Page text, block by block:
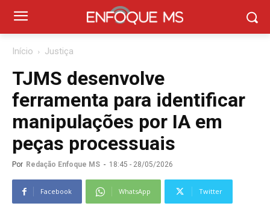
Início Justiça
TJMS desenvolve
ferramenta para identificar
manipulações por IA em
peças processuais
Por Redação Enfoque MS - 18:45 - 28/05/2026
Facebook WhatsApp Twitter